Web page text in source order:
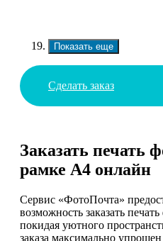
Показать еще
Сделать заказ
Заказать печать
рамке А4 онлайн
Сервис «ФотоПочта»
возможность заказать
покидая уютного
заказа максимально